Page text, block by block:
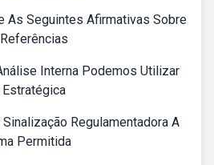
As Seguintes Afirmativas Sobre
Interna Podemos Utilizar
Regulamentadora A
Permitida